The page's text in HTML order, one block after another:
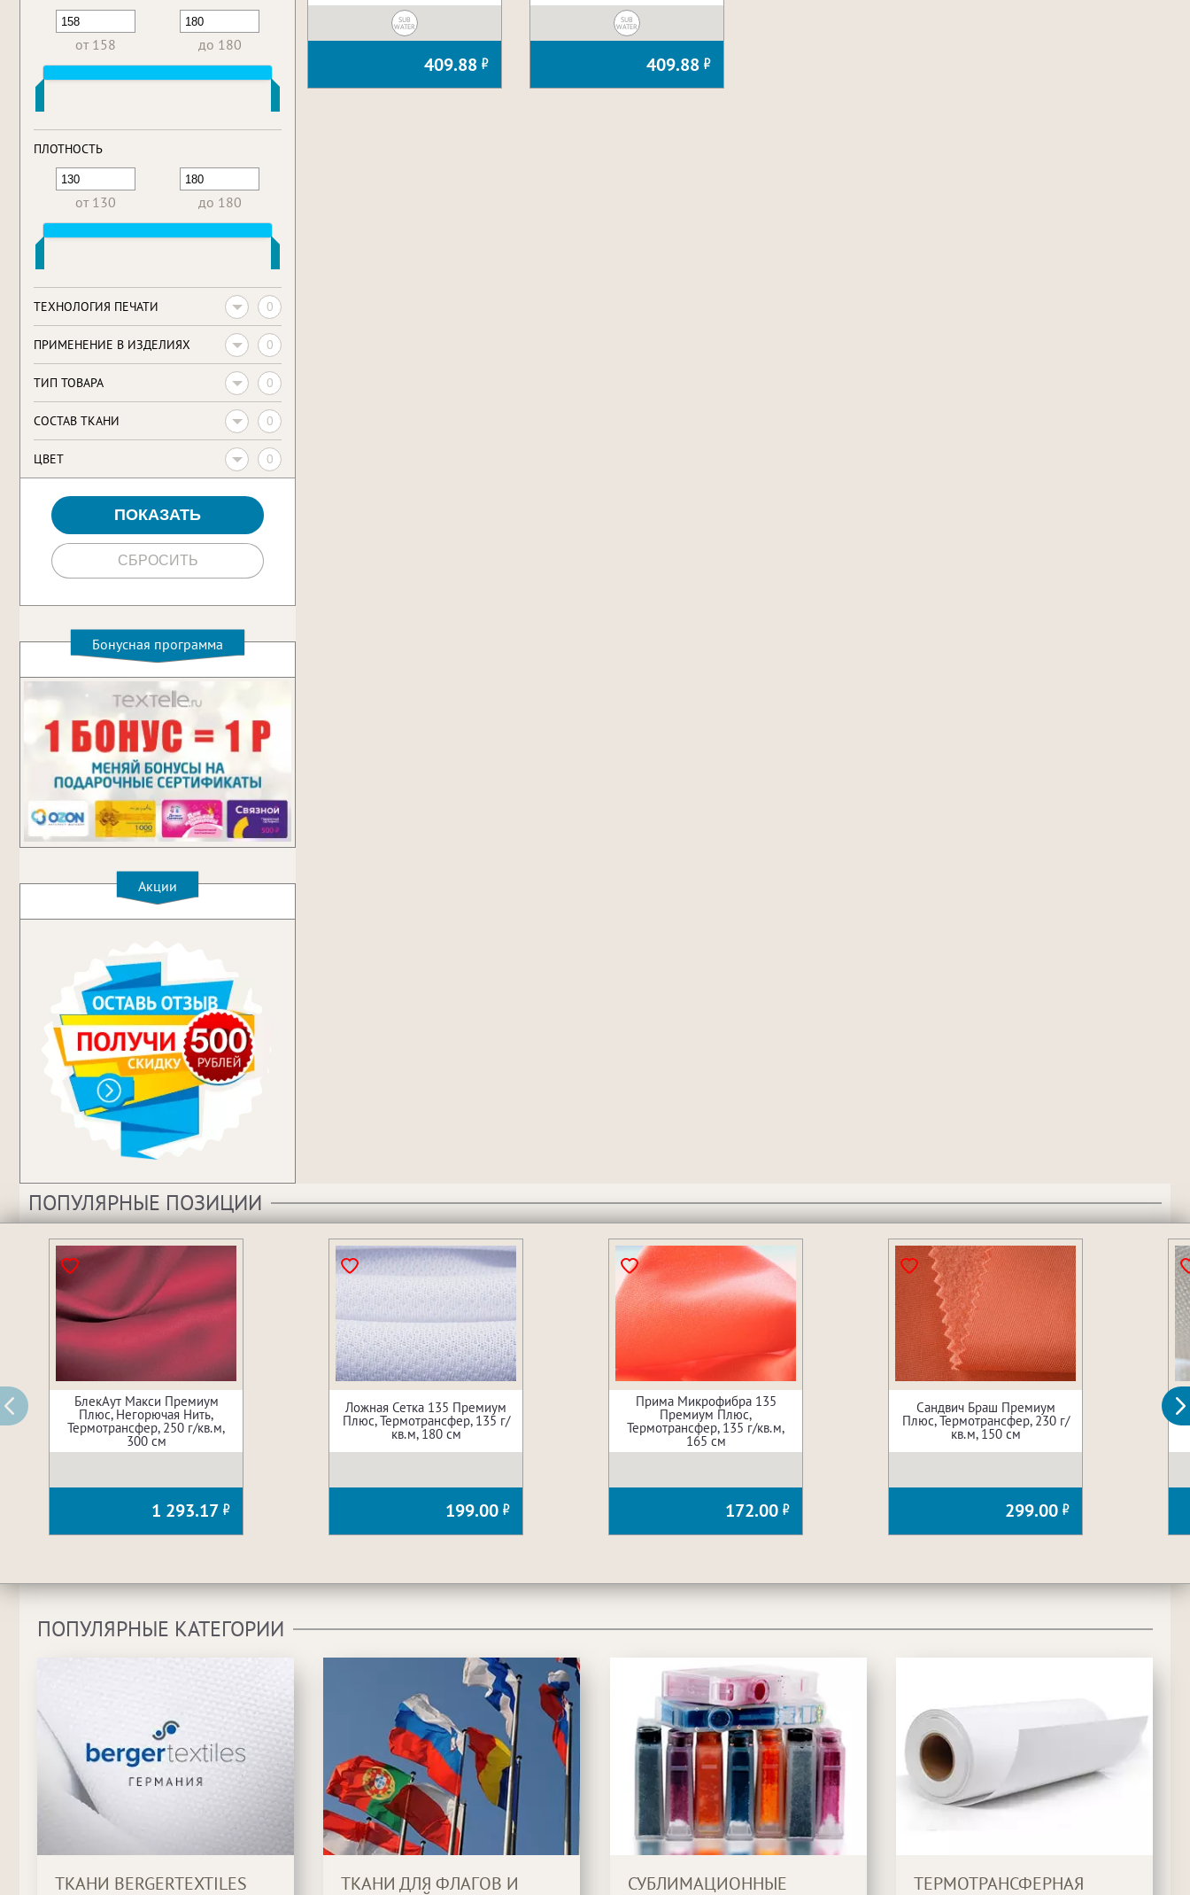
от 158 до 180
ПЛОТНОСТЬ
от 130 до 180
ТЕХНОЛОГИЯ ПЕЧАТИ 0
ПРИМЕНЕНИЕ В ИЗДЕЛИЯХ 0
ТИП ТОВАРА 0
CОСТАВ ТКАНИ 0
ЦВЕТ 0
Бонусная программа
Акции
SUB
WATER
409.88
SUB
WATER
409.88
ПОПУЛЯРНЫЕ ПОЗИЦИИ
БлекАут Макси Премиум
Плюс, Негорючая Нить,
Термотрансфер, 250 г/кв.м,
300 см
1 293.17
Ложная Сетка 135 Премиум
Плюс, Термотрансфер, 135 г/
кв.м, 180 см
199.00
Прима Микрофибра 135
Премиум Плюс,
Термотрансфер, 135 г/кв.м,
165 см
172.00
Сандвич Браш Премиум
Плюс, Термотрансфер, 230 г/
кв.м, 150 см
299.00
ПОПУЛЯРНЫЕ КАТЕГОРИИ
ТКАНИ BERGERTEXTILES ТКАНИ ДЛЯ ФЛАГОВ И СУБЛИМАЦИОННЫЕ ТЕРМОТРАНСФЕРНАЯ